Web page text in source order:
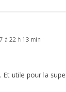
à 22 h 13 min
utile pour la